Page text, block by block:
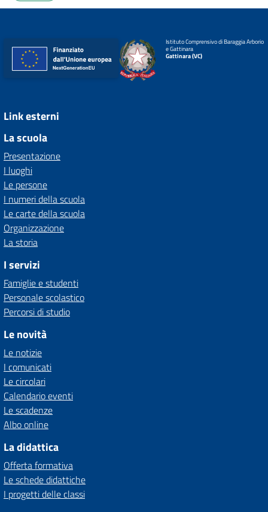
Istituto Comprensivo di Baraggia Arborio
e Gattinara
Gattinara (VC)
Link esterni
La scuola
Presentazione
I luoghi
Le persone
I numeri della scuola
Le carte della scuola
Organizzazione
La storia
I servizi
Famiglie e studenti
Personale scolastico
Percorsi di studio
Le novità
Le notizie
I comunicati
Le circolari
Calendario eventi
Le scadenze
Albo online
La didattica
Offerta formativa
Le schede didattiche
I progetti delle classi